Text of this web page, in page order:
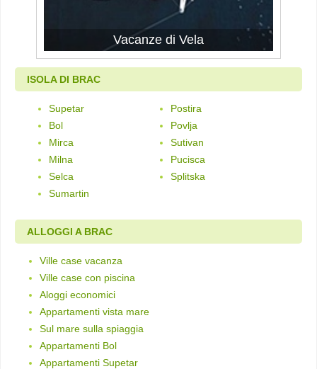
Vacanze di Vela
ISOLA DI BRAC
Supetar
Postira
Bol
Povlja
Mirca
Sutivan
Milna
Pucisca
Selca
Splitska
Sumartin
ALLOGGI A BRAC
Ville case vacanza
Ville case con piscina
Aloggi economici
Appartamenti vista mare
Sul mare sulla spiaggia
Appartamenti Bol
Appartamenti Supetar